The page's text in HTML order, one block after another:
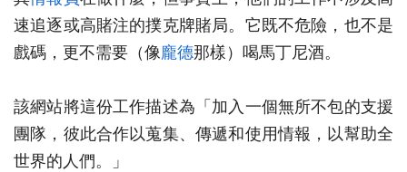
速追逐或高賭注的撲克牌賭局。它既不危險，也不是
戲碼，更不需要（像龐德那樣）喝馬丁尼酒。
該網站將這份工作描述為「加入一個無所不包的支援
團隊，彼此合作以蒐集、傳遞和使用情報，以幫助全
世界的人們。」